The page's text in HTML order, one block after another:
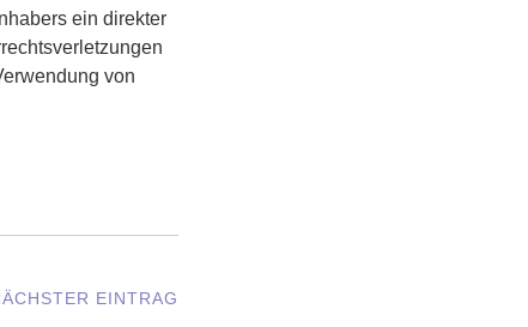
ein direkter
von
EINTRAG